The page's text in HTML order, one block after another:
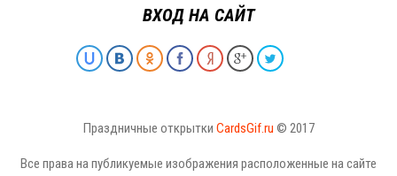
ВХОД НА САЙТ
Праздничные открытки CardsGif.ru © 2017
Все права на публикуемые изображения расположенные на сайте